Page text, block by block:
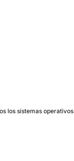
los sistemas operativos